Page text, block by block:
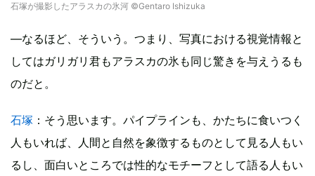
石塚が撮影したアラスカの氷河 ©Gentaro Ishizuka
―なるほど、そういう。つまり、写真における視覚情報と
してはガリガリ君もアラスカの氷も同じ驚きを与えうるも
のだと。
石塚 ：そう思います。パイプラインも、かたちに食いつく
人もいれば、人間と自然を象徴するものとして見る人もい
るし、面白いところでは性的なモチーフとして語る人もい